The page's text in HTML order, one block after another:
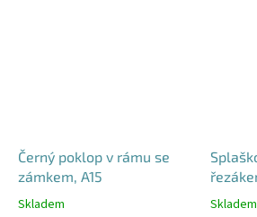
Černý poklop v rámu se
zámkem, A15
Průměrné
Skladem
Průměrné
Skladem